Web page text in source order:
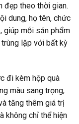
đẹp theo thời gian.
dung, họ tên, chức
giúp mỗi sản phẩm
lặp với bất kỳ
đi kèm hộp quà
màu sang trọng,
tăng thêm giá trị
không chỉ thể hiện